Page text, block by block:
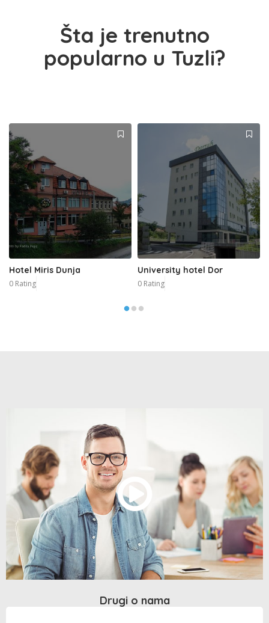
Šta je trenutno
popularno u Tuzli?
Hotel Miris Dunja
0 Rating
University hotel Dor
0 Rating
Drugi o nama